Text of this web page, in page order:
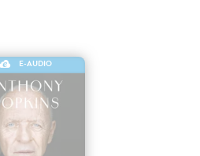
E-AUDIO